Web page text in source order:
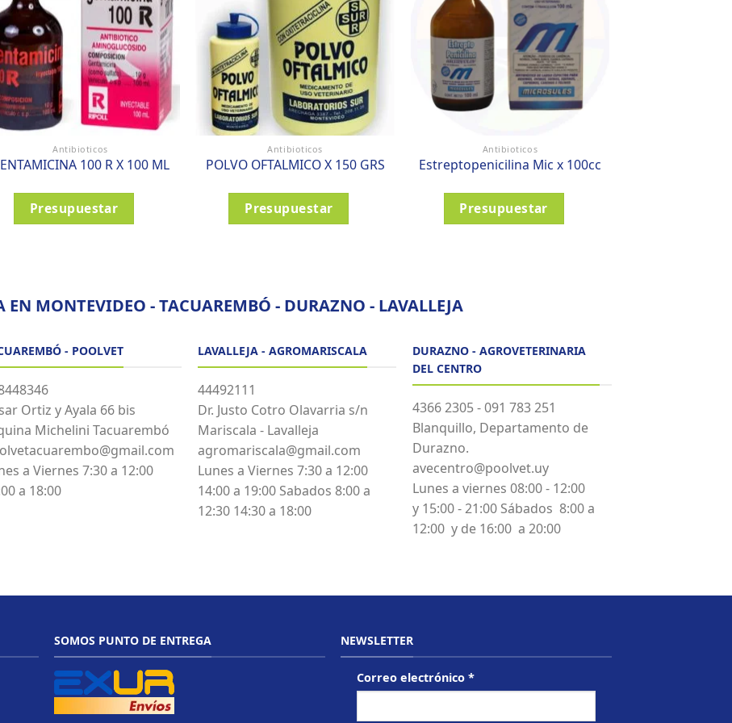
Antibioticos
100 R X 100 ML
Presupuestar
Antibioticos
POLVO OFTALMICO X 150 GRS
Presupuestar
Antibioticos
Estreptopenicilina Mic x 100cc
Presupuestar
EN MONTEVIDEO - TACUAREMBÓ - DURAZNO - LAVALLEJA
- POOLVET
Ortiz y Ayala 66 bis
Michelini Tacuarembó
a Viernes 7:30 a 12:00
a 18:00
LAVALLEJA - AGROMARISCALA
44492111
Dr. Justo Cotro Olavarria s/n
Mariscala - Lavalleja
agromariscala@gmail.com
Lunes a Viernes 7:30 a 12:00
14:00 a 19:00 Sabados 8:00 a
12:30 14:30 a 18:00
DURAZNO - AGROVETERINARIA
DEL CENTRO
4366 2305 - 091 783 251
Blanquillo, Departamento de
Durazno.
avecentro@poolvet.uy
Lunes a viernes 08:00 - 12:00
y 15:00 - 21:00 Sábados 8:00 a
12:00 y de 16:00 a 20:00
SOMOS PUNTO DE ENTREGA NEWSLETTER
Correo electrónico*